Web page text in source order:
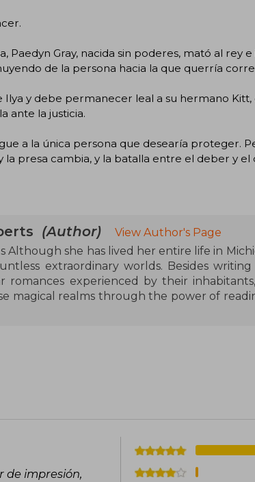
Paedyn Gray, nacida sin poderes, mató al rey e
de la persona hacia la que querría
y debe permanecer leal a su hermano Kitt,
ante la justicia.
a la única persona que desearía proteger.
presa cambia, y la batalla entre el deber y el
(Author)
View Author's Page
Although she has lived her entire life in
extraordinary worlds. Besides
romances experienced by their
magical realms through the power of
marks her debut as a writer, which has
de impresión,